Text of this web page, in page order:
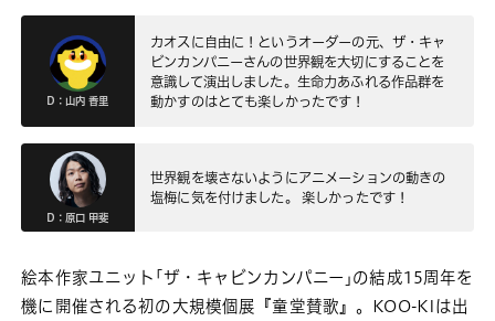
D：山内 香里
カオスに自由に！というオーダーの元、ザ・キャ
ビンカンパニーさんの世界観を大切にすることを
意識して演出しました。生命力あふれる作品群を
動かすのはとても楽しかったです！
D：原口 甲斐
世界観を壊さないようにアニメーションの動きの
塩梅に気を付けました。 楽しかったです！
絵本作家ユニット｢ザ・キャビンカンパニー｣の結成15周年を
機に開催される初の大規模個展『童堂賛歌』。KOO-KIは出